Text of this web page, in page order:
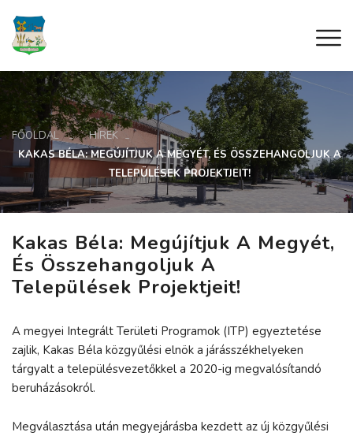
FŐOLDAL
HÍREK
KAKAS BÉLA: MEGÚJÍTJUK A MEGYÉT, ÉS ÖSSZEHANGOLJUK A
TELEPÜLÉSEK PROJEKTJEIT!
Kakas Béla: Megújítjuk A Megyét,
És Összehangoljuk A
Települések Projektjeit!
A megyei Integrált Területi Programok (ITP) egyeztetése
zajlik, Kakas Béla közgyűlési elnök a járásszékhelyeken
tárgyalt a településvezetőkkel a 2020-ig megvalósítandó
beruházásokról.
Megválasztása után megyejárásba kezdett az új közgyűlési